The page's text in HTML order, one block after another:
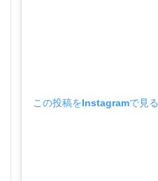
この投稿をInstagramで見る